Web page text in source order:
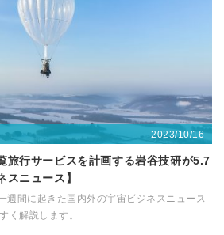
2023/10/16
旅行サービスを計画する岩谷技研が5.7
スニュース】
週間に起きた国内外の宇宙ビジネスニュース
く解説します。